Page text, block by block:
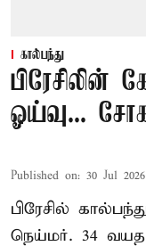
கால்பந்து
ஓய்வு...
Published on: 30 Jul
பிரேசில்
நெய்மர். 34